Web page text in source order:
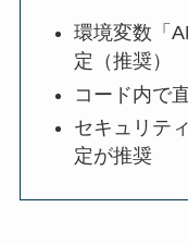
環境変数「
定（推奨）
コード内で
セキュリテ
定が推奨